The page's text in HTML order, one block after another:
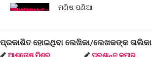
ମଣିଷ ପଣିଆ
ପ୍ରକାଶିତ ହୋଇଥିବା ଲେଖିକା/ଲେଖକଙ୍କ ତାଲିକା
ଆଶୁତୋଷ ମିଶ୍ର
ପ୍ରଶାନ୍ତ କୁମାର